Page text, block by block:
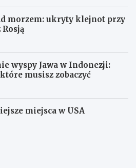
morzem: ukryty klejnot przy
wyspy Jawa w Indonezji:
musisz zobaczyć
miejsca w USA